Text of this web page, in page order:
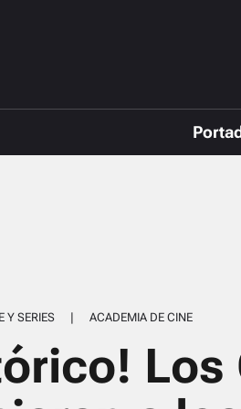
Y SERIES | ACADEMIA DE CINE
Los